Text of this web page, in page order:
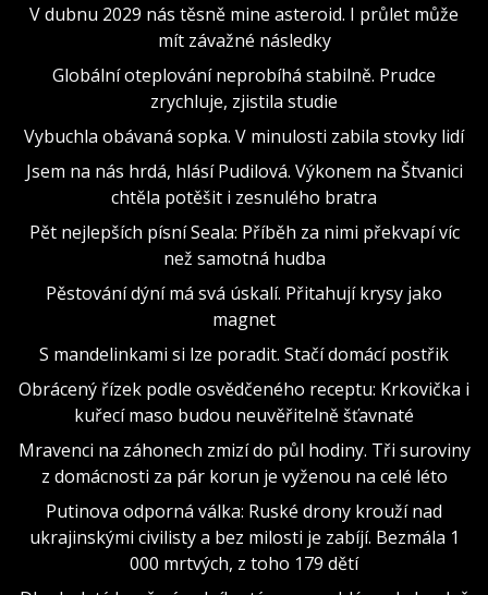
V dubnu 2029 nás těsně mine asteroid. I průlet může
mít závažné následky
Globální oteplování neprobíhá stabilně. Prudce
zrychluje, zjistila studie
Vybuchla obávaná sopka. V minulosti zabila stovky lidí
Jsem na nás hrdá, hlásí Pudilová. Výkonem na Štvanici
chtěla potěšit i zesnulého bratra
Pět nejlepších písní Seala: Příběh za nimi překvapí víc
než samotná hudba
Pěstování dýní má svá úskalí. Přitahují krysy jako
magnet
S mandelinkami si lze poradit. Stačí domácí postřik
Obrácený řízek podle osvědčeného receptu: Krkovička i
kuřecí maso budou neuvěřitelně šťavnaté
Mravenci na záhonech zmizí do půl hodiny. Tři suroviny
z domácnosti za pár korun je vyženou na celé léto
Putinova odporná válka: Ruské drony krouží nad
ukrajinskými civilisty a bez milosti je zabíjí. Bezmála 1
000 mrtvých, z toho 179 dětí